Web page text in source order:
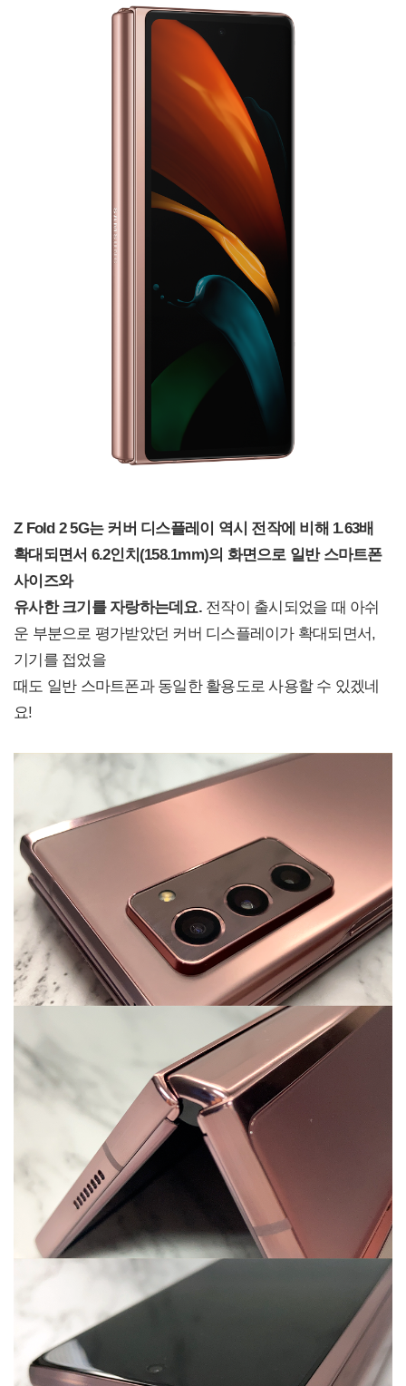
Z Fold 2 5G는 커버 디스플레이 역시 전작에 비해 1.63배
확대되면서 6.2인치(158.1mm)의 화면으로 일반 스마트폰
사이즈와
유사한 크기를 자랑하는데요.전작이 출시되었을 때 아쉬
운 부분으로 평가받았던 커버 디스플레이가 확대되면서,
기기를 접었을
때도 일반 스마트폰과 동일한 활용도로 사용할 수 있겠네
요!